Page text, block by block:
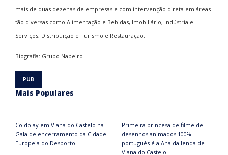
mais de duas dezenas de empresas e com intervenção direta em áreas
tão diversas como Alimentação e Bebidas, Imobiliário, Indústria e
Serviços, Distribuição e Turismo e Restauração.
Biografia: Grupo Nabeiro
Mais Populares
Coldplay em Viana do Castelo na
Gala de encerramento da Cidade
Europeia do Desporto
Primeira princesa de filme de
desenhos animados 100%
português é a Ana da lenda de
Viana do Castelo